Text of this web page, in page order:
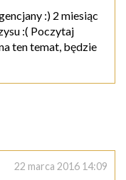
:) 2 miesiąc
:( Poczytaj
ten temat, będzie
22 marca 2016 14:09